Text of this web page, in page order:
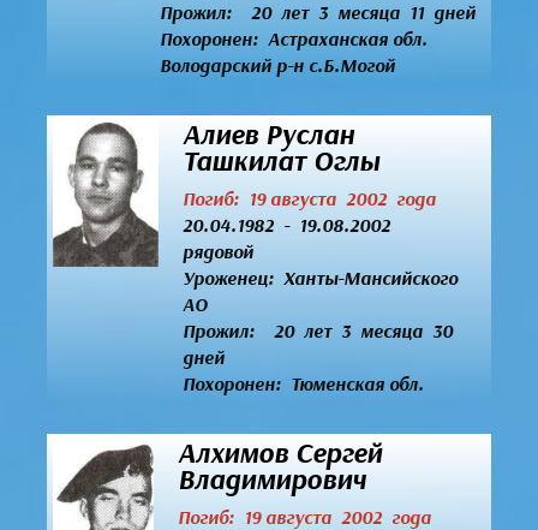
Прожил: 20 лет 3 месяца 11 дней
Похоронен: Астраханская обл.
Володарский р-н с.Б.Могой
Алиев Руслан
Ташкилат Оглы
Погиб: 19 августа 2002 года
20.04.1982 - 19.08.2002
рядовой
Уроженец: Ханты-Мансийского
АО
Прожил: 20 лет 3 месяца 30
дней
Похоронен: Тюменская обл.
Алхимов Сергей
Владимирович
Погиб: 19 августа 2002 года